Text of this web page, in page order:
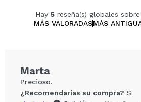
Hay 5reseña(s) globales
MÁS VALORADASMÁS
Marta
Precioso.
¿Recomendarías su compra? Si